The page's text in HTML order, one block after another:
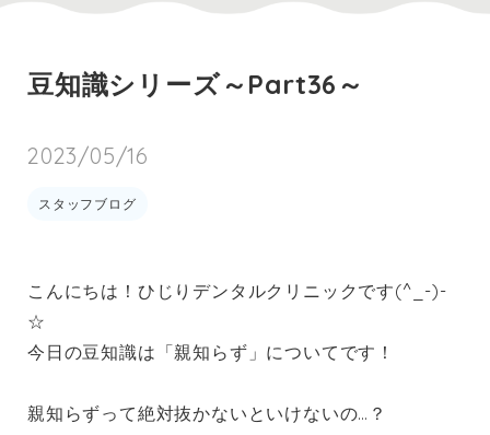
豆知識シリーズ～Part36～
2023/05/16
スタッフブログ
こんにちは！ひじりデンタルクリニックです(^_-)-
☆
今日の豆知識は「親知らず」についてです！
親知らずって絶対抜かないといけないの…？